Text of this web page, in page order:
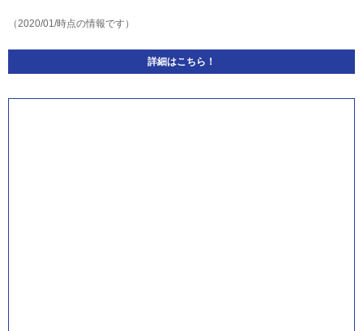
（2020/01/時点の情報です）
詳細はこちら！